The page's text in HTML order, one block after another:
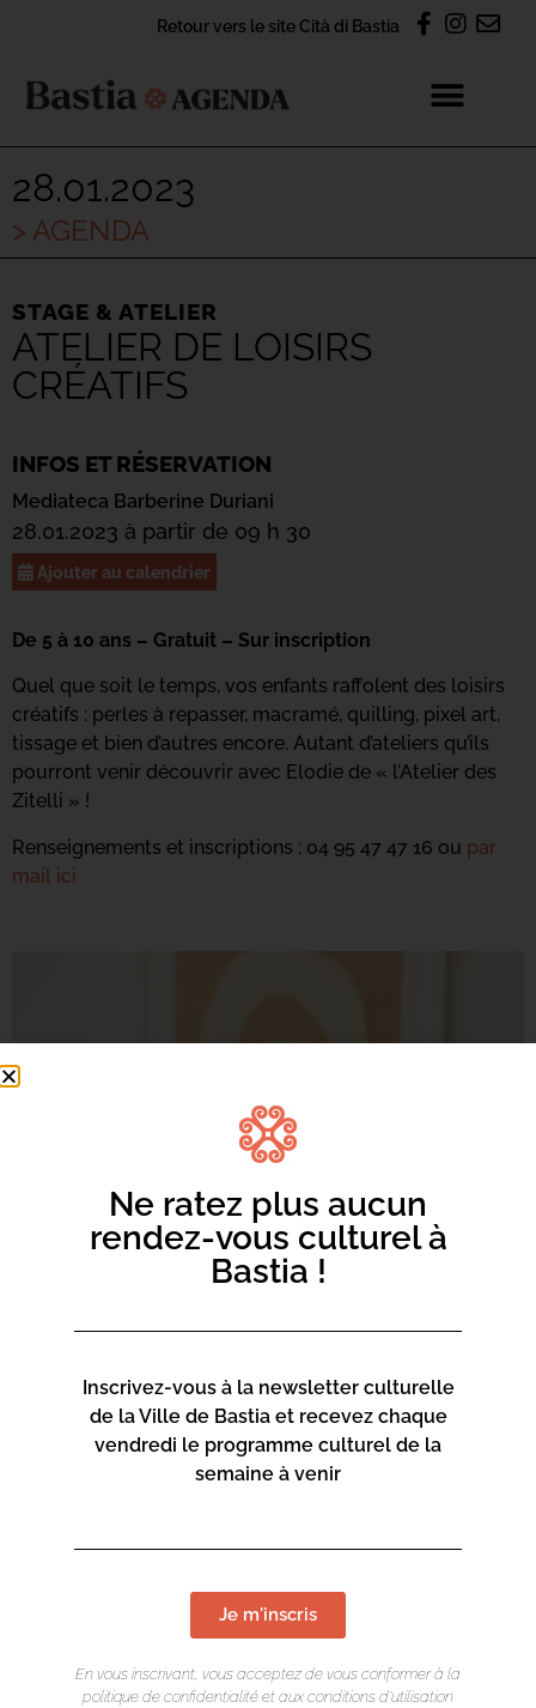
Retour vers le site Cità di Bastia
28.01.2023
> AGENDA
STAGE & ATELIER
ATELIER DE LOISIRS
CRÉATIFS
INFOS ET RÉSERVATION
Mediateca Barberine Duriani
28.01.2023 à partir de 09 h 30
Ajouter au calendrier
De 5 à 10 ans – Gratuit – Sur inscription
Quel que soit le temps, vos enfants raffolent des loisirs
créatifs : perles à repasser, macramé, quilling, pixel art,
tissage et bien d’autres encore. Autant d’ateliers qu’ils
pourront venir découvrir avec Elodie de « l’Atelier des
Zitelli » !
Renseignements et inscriptions : 04 95 47 47 16 ou par
mail ici
Ne ratez plus aucun
rendez-vous culturel à
Bastia !
Inscrivez-vous à la newsletter culturelle
de la Ville de Bastia et recevez chaque
vendredi le programme culturel de la
semaine à venir
Je m'inscris
En vous inscrivant, vous acceptez de vous conformer à la
politique de confidentialité et aux conditions d’utilisation